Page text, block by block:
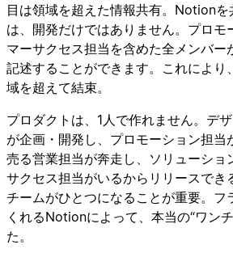
目は領域を超えた情報共有。Notionを
は、開発だけではありません。プロモ
マーサクセス担当を含めた全メンバー
記述することができます。これにより
域を超えて結束。
プロダクトは、1人で作れません。デ
が企画・開発し、プロモーション担当
売る営業担当が奔走し、ソリューショ
サクセス担当がいるからリリースでき
チームがひとつになることが重要。フ
くれるNotionによって、本当の“ワン
た。